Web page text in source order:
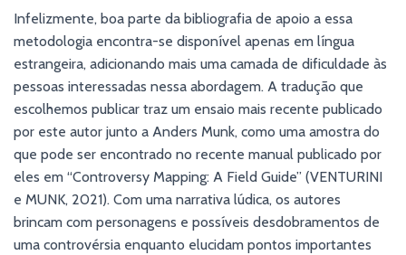
Infelizmente, boa parte da bibliografia de apoio a essa
metodologia encontra-se disponível apenas em língua
estrangeira, adicionando mais uma camada de dificuldade às
pessoas interessadas nessa abordagem. A tradução que
escolhemos publicar traz um ensaio mais recente publicado
por este autor junto a Anders Munk, como uma amostra do
que pode ser encontrado no recente manual publicado por
eles em “Controversy Mapping: A Field Guide” (VENTURINI
e MUNK, 2021). Com uma narrativa lúdica, os autores
brincam com personagens e possíveis desdobramentos de
uma controvérsia enquanto elucidam pontos importantes